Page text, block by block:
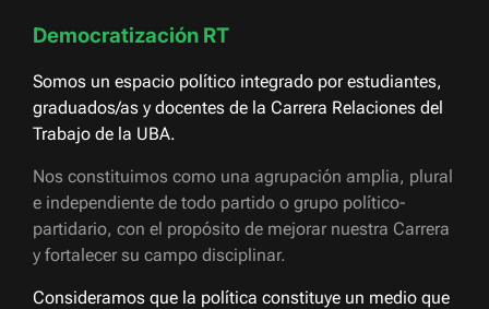
Democratización RT
Somos un espacio político integrado por estudiantes,
graduados/as y docentes de la Carrera Relaciones del
Trabajo de la UBA.
Nos constituimos como una agrupación amplia, plural
e independiente de todo partido o grupo político-
partidario, con el propósito de mejorar nuestra Carrera
y fortalecer su campo disciplinar.
Consideramos que la política constituye un medio que